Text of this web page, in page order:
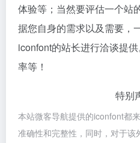
体验等；当然要评估一个站
据您自身的需求以及需要，
iconfont的站长进行洽谈提
率等！
特别
本站微客导航提供的iconfont都
准确性和完整性，同时，对于